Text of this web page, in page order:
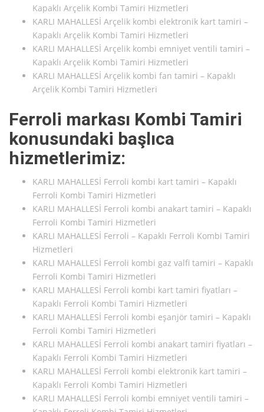
Kapaklı Arçelik Kombi Tamiri Hizmetleri
KARLI MAHALLESİ Arçelik kombi elektronik kart tamiri –
Kapaklı Arçelik Kombi Tamiri Hizmetleri
KARLI MAHALLESİ Arçelik kombi emniyet ventili tamiri –
Kapaklı Arçelik Kombi Tamiri Hizmetleri
KARLI MAHALLESİ Arçelik kombi fan tamiri – Kapaklı
Arçelik Kombi Tamiri Hizmetleri
Ferroli markası Kombi Tamiri
konusundaki başlıca
hizmetlerimiz:
KARLI MAHALLESİ Ferroli kombi kart tamiri – Kapaklı
Ferroli Kombi Tamiri Hizmetleri
KARLI MAHALLESİ Ferroli kombi anakart tamiri – Kapaklı
Ferroli Kombi Tamiri Hizmetleri
KARLI MAHALLESİ Ferroli – Kapaklı Ferroli Kombi Tamiri
Hizmetleri
KARLI MAHALLESİ Ferroli kombi gaz valfi tamiri – Kapaklı
Ferroli Kombi Tamiri Hizmetleri
KARLI MAHALLESİ Ferroli kombi kart tamiri fiyatları –
Kapaklı Ferroli Kombi Tamiri Hizmetleri
KARLI MAHALLESİ Ferroli kombi eşanjör tamiri – Kapaklı
Ferroli Kombi Tamiri Hizmetleri
KARLI MAHALLESİ Ferroli kombi anakart tamiri fiyatları –
Kapaklı Ferroli Kombi Tamiri Hizmetleri
KARLI MAHALLESİ Ferroli kombi elektronik kart tamiri –
Kapaklı Ferroli Kombi Tamiri Hizmetleri
KARLI MAHALLESİ Ferroli kombi emniyet ventili tamiri –